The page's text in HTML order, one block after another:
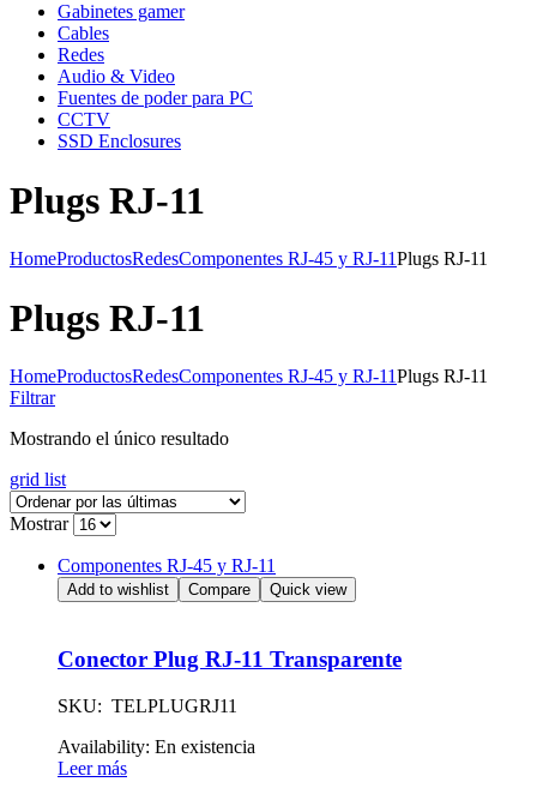
Gabinetes gamer
Cables
Redes
Audio & Video
Fuentes de poder para PC
CCTV
SSD Enclosures
Plugs RJ-11
HomeProductosRedesComponentes RJ-45 y RJ-11Plugs RJ-11
Plugs RJ-11
HomeProductosRedesComponentes RJ-45 y RJ-11Plugs RJ-11
Filtrar
Mostrando el único resultado
grid list
Mostrar
Componentes RJ-45 y RJ-11
Add to wishlist Compare Quick view
Conector Plug RJ-11 Transparente
SKU: TELPLUGRJ11
Availability: En existencia
Leer más